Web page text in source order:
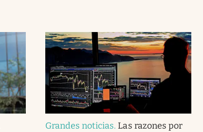
Grandes noticias. Las razones por